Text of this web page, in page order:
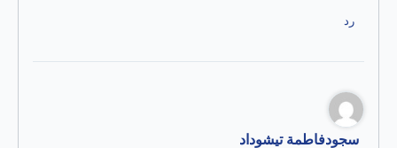
رد
سجودفاطمة تيشوداد